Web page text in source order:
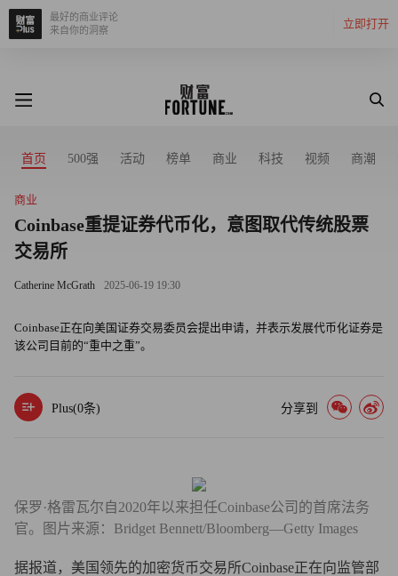
立即打开
最好的商业评论
来自你的洞察
首页 500强 活动 榜单 商业 科技 视频 商潮
商业
Coinbase重提证券代币化，意图取代传统股票
交易所
Catherine McGrath 2025-06-19 19:30
Coinbase正在向美国证券交易委员会提出申请，并表示发展代币化证券是
该公司目前的“重中之重”。
Plus(0条) 分享到
保罗·格雷瓦尔自2020年以来担任Coinbase公司的首席法务
官。图片来源：Bridget Bennett/Bloomberg—Getty Images
据报道，美国领先的加密货币交易所Coinbase正在向监管部